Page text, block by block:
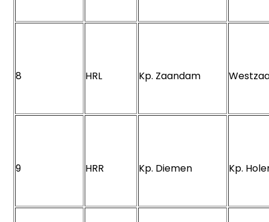
8 HRL Kp. Zaandam
9 HRR Kp. Diemen Kp.